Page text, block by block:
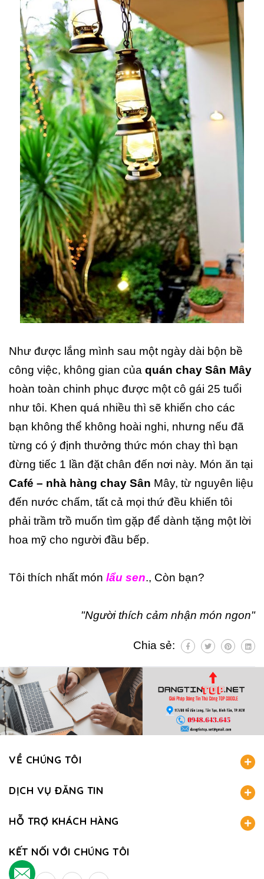
Như được lắng mình sau một ngày dài bộn bề
công việc, không gian của quán chay Sân Mây
hoàn toàn chinh phục được một cô gái 25 tuổi
như tôi. Khen quá nhiều thì sẽ khiến cho các
bạn không thể không hoài nghi, nhưng nếu đã
từng có ý định thưởng thức món chay thì bạn
đừng tiếc 1 lần đặt chân đến nơi này. Món ăn tại
Café – nhà hàng chay Sân Mây, từ nguyên liệu
đến nước chấm, tất cả mọi thứ đều khiến tôi
phải trầm trồ muốn tìm gặp để dành tặng một lời
hoa mỹ cho người đầu bếp.
Tôi thích nhất món lẩu sen., Còn bạn?
"Người thích cảm nhận món ngon"
Chia sẻ:
VỀ CHÚNG TÔI
DỊCH VỤ ĐĂNG TIN
HỖ TRỢ KHÁCH HÀNG
KẾT NỐI VỚI CHÚNG TÔI
.